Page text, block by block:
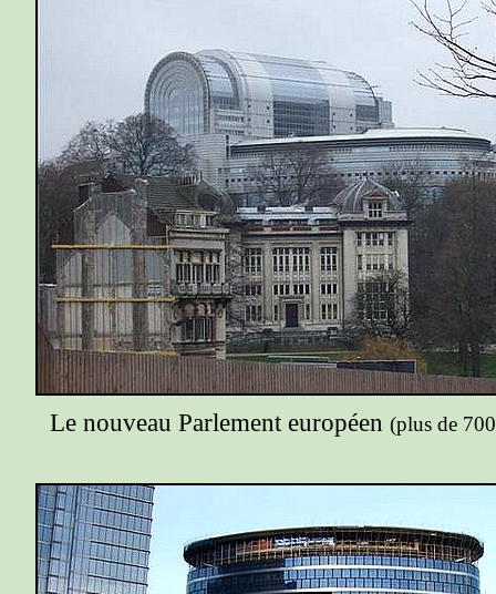
Le nouveau Parlement européen (plus de